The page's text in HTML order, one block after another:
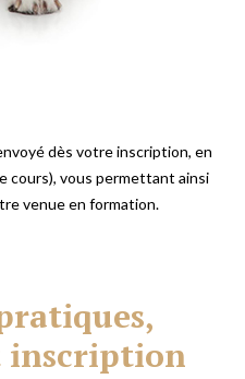
dès votre inscription, en
cours), vous permettant ainsi
venue en formation.
inscription